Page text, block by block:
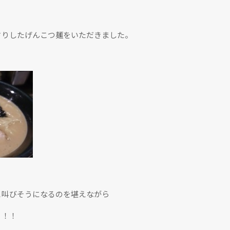
したげんこつ麺をいただきました。
びそうになるのを堪えながら
！